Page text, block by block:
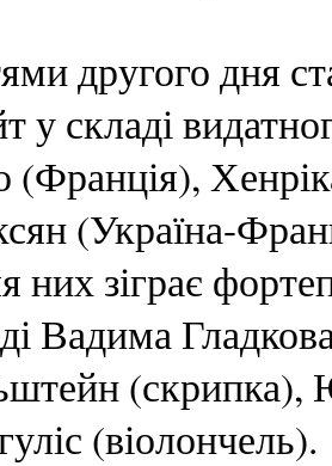
другого дня
у складі
(Франція),
(Україна-
них зіграє
Вадима
(скрипка),
(віолончель).